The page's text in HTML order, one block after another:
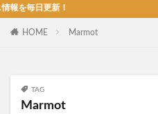
更新！
HOME Marmot
TAG
Marmot